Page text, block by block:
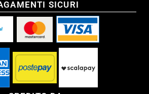
SICURI